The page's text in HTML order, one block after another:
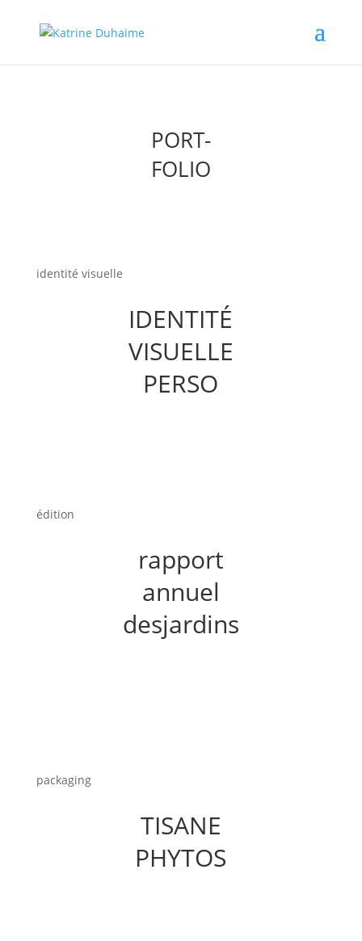
PORT-
FOLIO
identité visuelle
IDENTITÉ
VISUELLE
PERSO
édition
rapport
annuel
desjardins
packaging
TISANE
PHYTOS